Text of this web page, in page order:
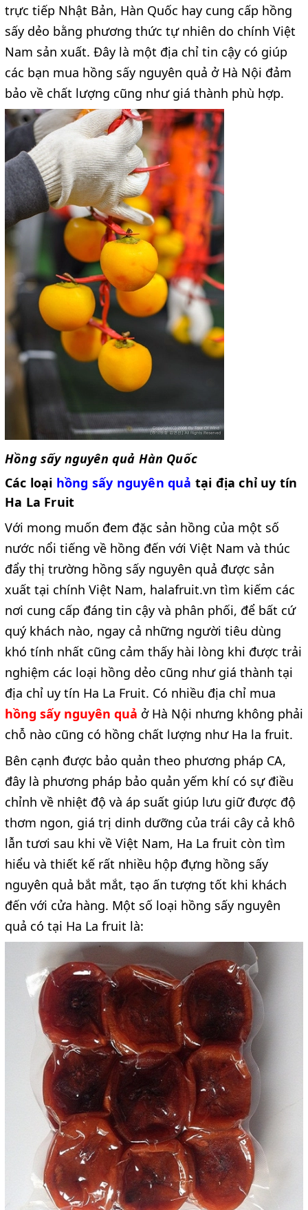
trực tiếp Nhật Bản, Hàn Quốc hay cung cấp hồng
sấy dẻo bằng phương thức tự nhiên do chính Việt
Nam sản xuất. Đây là một địa chỉ tin cậy có giúp
các bạn mua hồng sấy nguyên quả ở Hà Nội đảm
bảo về chất lượng cũng như giá thành phù hợp.
Hồng sấy nguyên quả Hàn Quốc
Các loại hồng sấy nguyên quả tại địa chỉ uy tín
Ha La Fruit
Với mong muốn đem đặc sản hồng của một số
nước nổi tiếng về hồng đến với Việt Nam và thúc
đẩy thị trường hồng sấy nguyên quả được sản
xuất tại chính Việt Nam, halafruit.vn tìm kiếm các
nơi cung cấp đáng tin cậy và phân phối, để bất cứ
quý khách nào, ngay cả những người tiêu dùng
khó tính nhất cũng cảm thấy hài lòng khi được trải
nghiệm các loại hồng dẻo cũng như giá thành tại
địa chỉ uy tín Ha La Fruit. Có nhiều địa chỉ mua
hồng sấy nguyên quả ở Hà Nội nhưng không phải
chỗ nào cũng có hồng chất lượng như Ha la fruit.
Bên cạnh được bảo quản theo phương pháp CA,
đây là phương pháp bảo quản yếm khí có sự điều
chỉnh về nhiệt độ và áp suất giúp lưu giữ được độ
thơm ngon, giá trị dinh dưỡng của trái cây cả khô
lẫn tươi sau khi về Việt Nam, Ha La fruit còn tìm
hiểu và thiết kế rất nhiều hộp đựng hồng sấy
nguyên quả bắt mắt, tạo ấn tượng tốt khi khách
đến với cửa hàng. Một số loại hồng sấy nguyên
quả có tại Ha La fruit là: